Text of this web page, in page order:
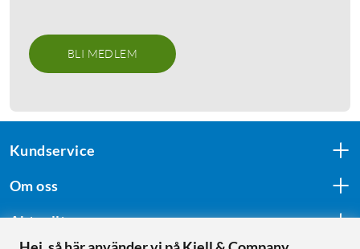
BLI MEDLEM
Kundservice
Om oss
Aktuellt